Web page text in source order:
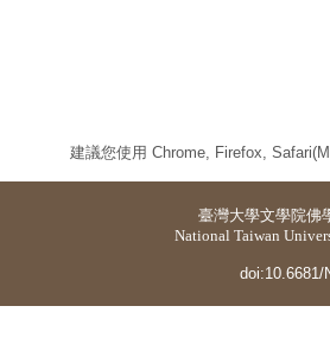
建議您使用 Chrome, Firefox,
臺灣大學文學院佛
National Taiwan
doi:10.6681/